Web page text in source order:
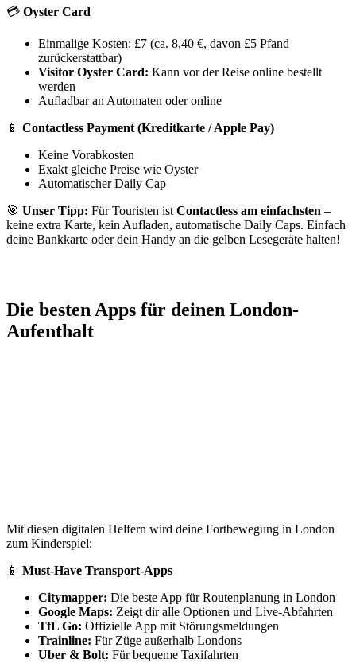
💳 Oyster Card
Einmalige Kosten: £7 (ca. 8,40 €, davon £5 Pfand
zurückerstattbar)
Visitor Oyster Card: Kann vor der Reise online bestellt
werden
Aufladbar an Automaten oder online
📱 Contactless Payment (Kreditkarte / Apple Pay)
Keine Vorabkosten
Exakt gleiche Preise wie Oyster
Automatischer Daily Cap
🎯 Unser Tipp: Für Touristen istContactless am einfachsten –
keine extra Karte, kein Aufladen, automatische Daily Caps. Einfach
deine Bankkarte oder dein Handy an die gelben Lesegeräte halten!
Die besten Apps für deinen London-
Aufenthalt
Mit diesen digitalen Helfern wird deine Fortbewegung in London
zum Kinderspiel:
📱 Must-Have Transport-Apps
Citymapper: Die beste App für Routenplanung in London
Google Maps: Zeigt dir alle Optionen und Live-Abfahrten
TfL Go: Offizielle App mit Störungsmeldungen
Trainline: Für Züge außerhalb Londons
Uber & Bolt: Für bequeme Taxifahrten